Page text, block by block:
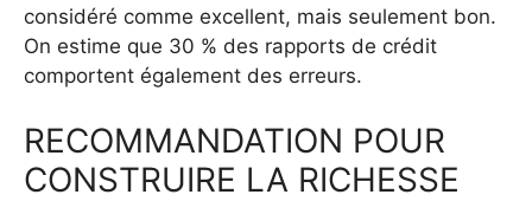
considéré comme excellent, mais seulement bon.
On estime que 30 % des rapports de crédit
comportent également des erreurs.
RECOMMANDATION POUR
CONSTRUIRE LA RICHESSE